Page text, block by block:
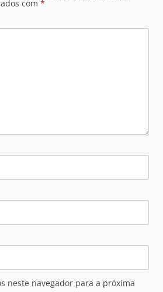
com *
neste navegador para a próxima